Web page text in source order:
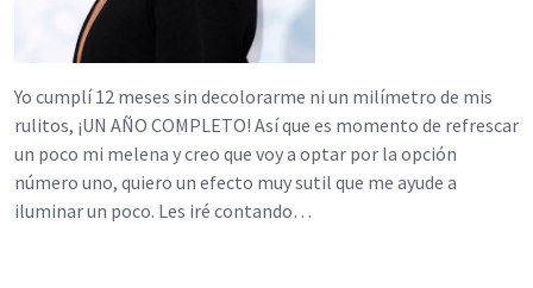
Yo cumplí 12 meses sin decolorarme ni un milímetro de mis
rulitos, ¡UN AÑO COMPLETO! Así que es momento de refrescar
un poco mi melena y creo que voy a optar por la opción
número uno, quiero un efecto muy sutil que me ayude a
iluminar un poco. Les iré contando…